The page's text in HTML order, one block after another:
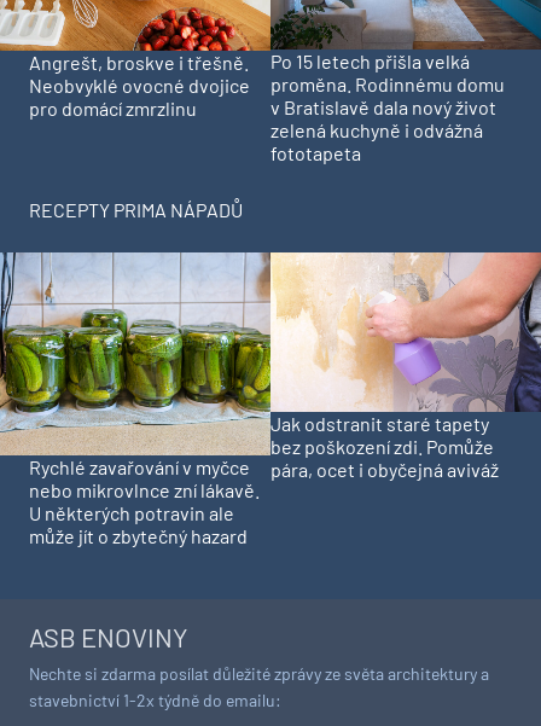
Angrešt, broskve i třešně.
Neobvyklé ovocné dvojice
pro domácí zmrzlinu
Po 15 letech přišla velká
proměna. Rodinnému domu
v Bratislavě dala nový život
zelená kuchyně i odvážná
fototapeta
RECEPTY PRIMA NÁPADŮ
Rychlé zavařování v myčce
nebo mikrovlnce zní lákavě.
U některých potravin ale
může jít o zbytečný hazard
Jak odstranit staré tapety
bez poškození zdi. Pomůže
pára, ocet i obyčejná aviváž
ASB ENOVINY
Nechte si zdarma posílat důležité zprávy ze světa architektury a
stavebnictví 1-2x týdně do emailu: